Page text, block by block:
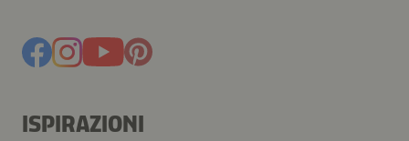
ISPIRAZIONI